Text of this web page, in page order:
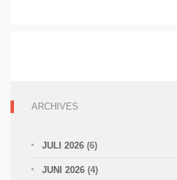
ARCHIVES
JULI 2026 (6)
JUNI 2026 (4)